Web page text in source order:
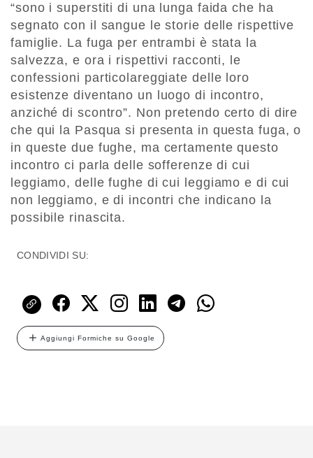
“sono i superstiti di una lunga faida che ha
segnato con il sangue le storie delle rispettive
famiglie. La fuga per entrambi è stata la
salvezza, e ora i rispettivi racconti, le
confessioni particolareggiate delle loro
esistenze diventano un luogo di incontro,
anziché di scontro”. Non pretendo certo di dire
che qui la Pasqua si presenta in questa fuga, o
in queste due fughe, ma certamente questo
incontro ci parla delle sofferenze di cui
leggiamo, delle fughe di cui leggiamo e di cui
non leggiamo, e di incontri che indicano la
possibile rinascita.
CONDIVIDI SU:
Aggiungi Formiche su Google